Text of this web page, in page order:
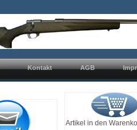
Kontakt AGB
Artikel in den